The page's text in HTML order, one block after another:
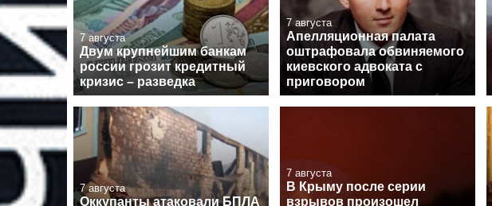
7 августа
Двум крупнейшим банкам
россии грозит кредитный
кризис – разведка
7 августа
Апелляционная палата
оштрафовала обвиняемого
киевского адвоката с
приговором
7 августа
Оккупанты атаковали БПЛА
7 августа
В Крыму после серии
взрывов произошел